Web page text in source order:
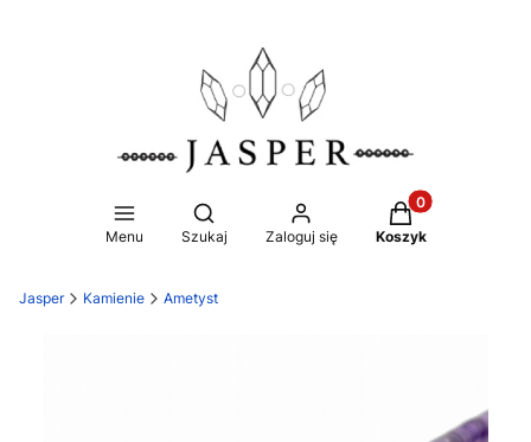
Menu
Otwórz wyszukiwarkę
Szukaj Zaloguj się
Produkty w
Koszyk
Jasper Kamienie Ametyst